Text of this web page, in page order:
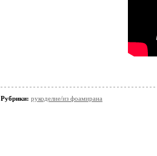
Рубрики: рукоделие/из фоамирана